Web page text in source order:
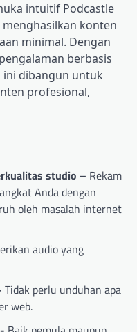
intuitif Podcastle
konten
minimal. Dengan
berbasis
dibangun untuk
profesional,
studio – Rekam
Anda dengan
oleh masalah internet
audio yang
Tidak perlu unduhan apa
web.